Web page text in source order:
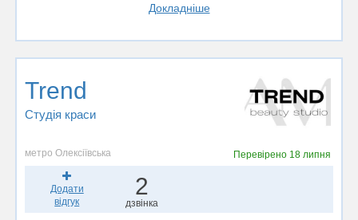
Докладніше
Trend
Студія краси
метро Олексіївська Перевірено 18 липня
Додати
відгук
2
дзвінка